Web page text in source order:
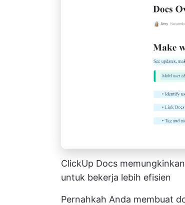
ClickUp Docs
untuk bekerja lebih efisien
Pernahkah Anda membuat